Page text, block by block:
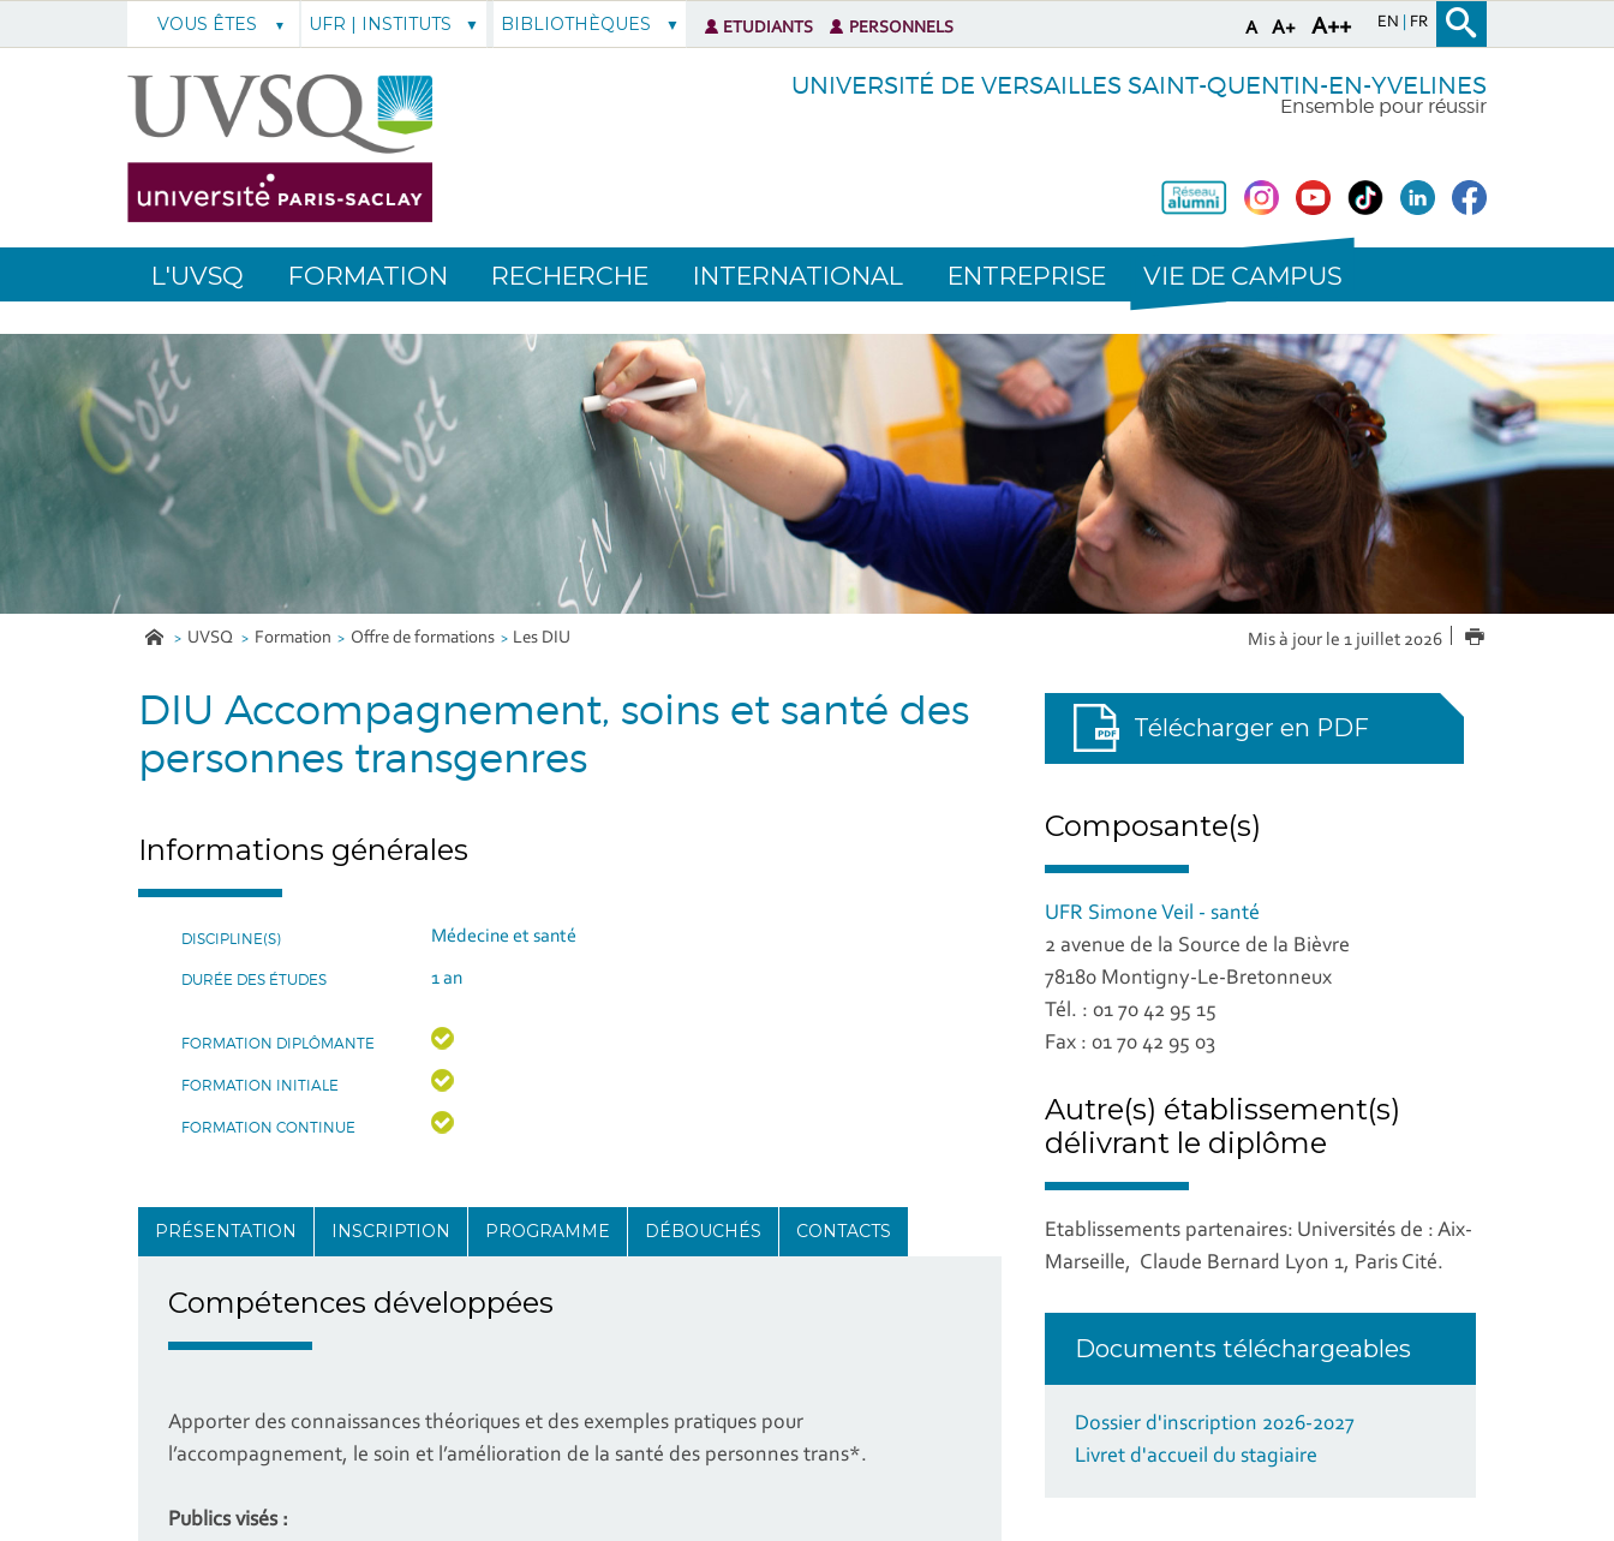
A A+ A++ EN FR
VOUS ÊTES
UNIVERSITÉ DE VERSAILLES SAINT-QUENTIN-EN-YVELINES
Ensemble pour réussir
L'UVSQ FORMATION RECHERCHE INTERNATIONAL ENTREPRISE VIE DE CAMPUS
UVSQ Formation Offre de formations Les DIU Mis à jour le 1 juillet 2026 IMPRIMER
DIU Accompagnement, soins et santé des
personnes transgenres
Informations générales
DISCIPLINE(S) Médecine et santé
DURÉE DES ÉTUDES 1 an
FORMATION DIPLÔMANTE
FORMATION INITIALE
FORMATION CONTINUE
PRÉSENTATION INSCRIPTION PROGRAMME DÉBOUCHÉS CONTACTS
Compétences développées
Apporter des connaissances théoriques et des exemples pratiques pour
l’accompagnement, le soin et l’amélioration de la santé des personnes trans*.
Publics visés :
Télécharger en PDF
Composante(s)
UFR Simone Veil - santé
2 avenue de la Source de la Bièvre
78180 Montigny-Le-Bretonneux
Tél. : 01 70 42 95 15
Fax : 01 70 42 95 03
Autre(s) établissement(s)
délivrant le diplôme
Etablissements partenaires: Universités de : Aix-
Marseille, Claude Bernard Lyon 1, Paris Cité.
Documents téléchargeables
Dossier d'inscription 2026-2027
Livret d'accueil du stagiaire
UFR | INSTITUTS BIBLIOTHÈQUES ETUDIANTS PERSONNELS